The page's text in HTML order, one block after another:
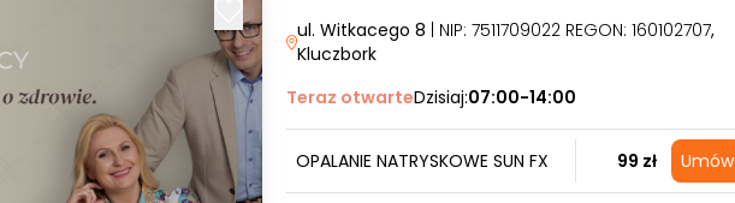
ul. Witkacego 8 | NIP: 7511709022 REGON: 160102707,
Kluczbork
Teraz otwarteDzisiaj:07:00-14:00
OPALANIE NATRYSKOWE SUN FX 99 zł Umów